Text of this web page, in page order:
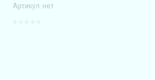
Артикул: нет